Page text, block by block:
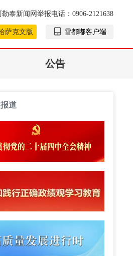
勒泰新闻网举报电话：0906-2121638
萨克文版 雪都嘟客户端
公告
道